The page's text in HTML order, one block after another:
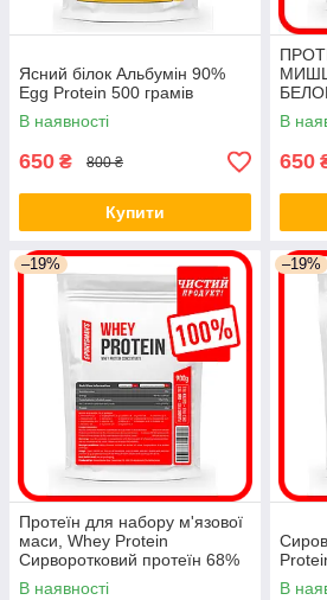
Ясний білок Альбумін 90%
Egg Protein 500 грамів
В наявності
650 ₴ 800 ₴
Купити
В
650
–19%
Протеїн для набору м'язової
маси, Whey Protein
Сирворотковий протеїн 68%
протеїн 900гг
В наявності
–19%
В